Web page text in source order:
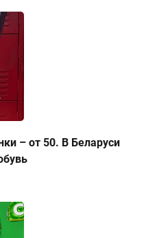
– от 50. В Беларуси